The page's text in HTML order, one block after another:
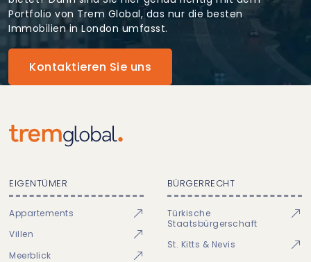
Portfolio von Trem Global, das nur die besten
Immobilien in London umfasst.
Kontaktieren Sie uns
EIGENTÜMER
Appartements
Villen
Meerblick
BÜRGERRECHT
Türkische
Staatsbürgerschaft
St. Kitts & Nevis